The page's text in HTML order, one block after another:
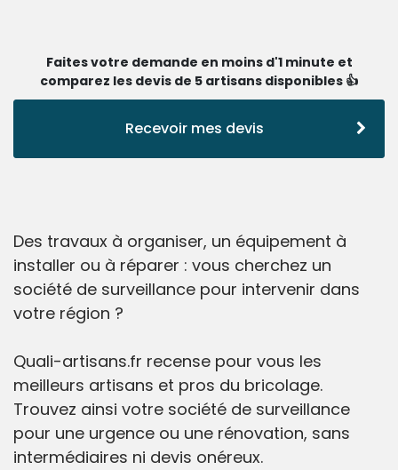
Faites votre demande en moins d'1 minute et
comparez les devis de 5 artisans disponibles 👍
Recevoir mes devis
Des travaux à organiser, un équipement à
installer ou à réparer : vous cherchez un
société de surveillance pour intervenir dans
votre région ?
Quali-artisans.fr recense pour vous les
meilleurs artisans et pros du bricolage.
Trouvez ainsi votre société de surveillance
pour une urgence ou une rénovation, sans
intermédiaires ni devis onéreux.